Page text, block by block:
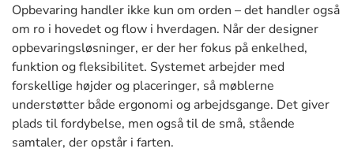
Opbevaring handler ikke kun om orden – det handler også
om ro i hovedet og flow i hverdagen. Når der designer
opbevaringsløsninger, er der her fokus på enkelhed,
funktion og fleksibilitet. Systemet arbejder med
forskellige højder og placeringer, så møblerne
understøtter både ergonomi og arbejdsgange. Det giver
plads til fordybelse, men også til de små, stående
samtaler, der opstår i farten.